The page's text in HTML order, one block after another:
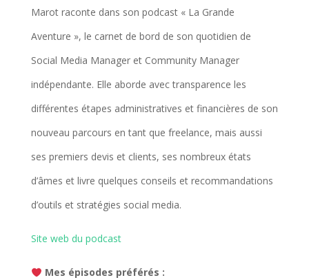
Marot raconte dans son podcast « La Grande
Aventure », le carnet de bord de son quotidien de
Social Media Manager et Community Manager
indépendante. Elle aborde avec transparence les
différentes étapes administratives et financières de son
nouveau parcours en tant que freelance, mais aussi
ses premiers devis et clients, ses nombreux états
d’âmes et livre quelques conseils et recommandations
d’outils et stratégies social media.
Site web du podcast
Mes épisodes préférés :